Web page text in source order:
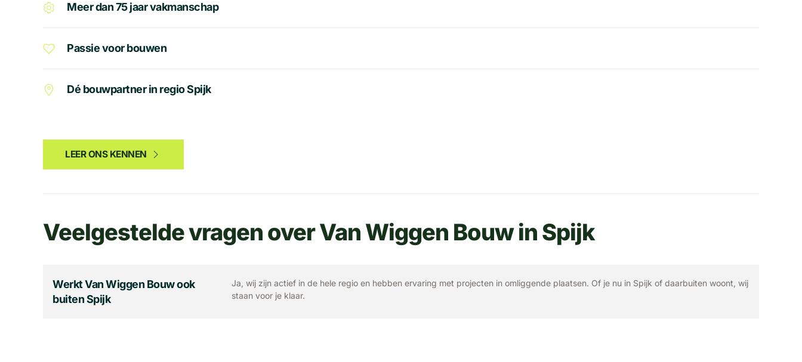
Meer dan 75 jaar vakmanschap
Passie voor bouwen
Dé bouwpartner in regio Spijk
LEER ONS KENNEN
Veelgestelde vragen over Van Wiggen Bouw in Spijk
Werkt Van Wiggen Bouw ook
buiten Spijk
Ja, wij zijn actief in de hele regio en hebben ervaring met projecten in omliggende plaatsen. Of je nu in Spijk of daarbuiten woont, wij
staan voor je klaar.